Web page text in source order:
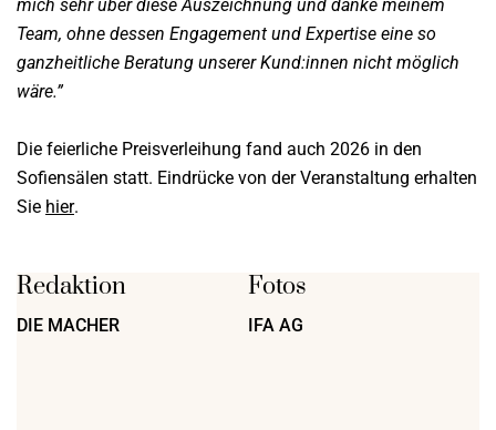
mich sehr über diese Auszeichnung und danke meinem
Team, ohne dessen Engagement und Expertise eine so
ganzheitliche Beratung unserer Kund:innen nicht möglich
wäre.”
Die feierliche Preisverleihung fand auch 2026 in den
Sofiensälen statt. Eindrücke von der Veranstaltung erhalten
Sie hier.
Redaktion
DIE MACHER
Fotos
IFA AG